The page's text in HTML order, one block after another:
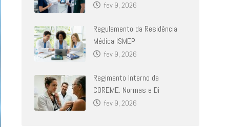
fev 9, 2026
Regulamento da Residência
Médica ISMEP
fev 9, 2026
Regimento Interno da
COREME: Normas e Di
fev 9, 2026